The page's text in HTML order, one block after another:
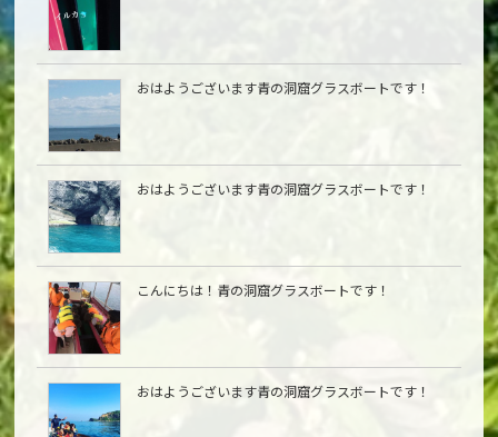
おはようございます青の洞窟グラスボートです！
おはようございます青の洞窟グラスボートです！
こんにちは︎！青の洞窟グラスボートです！
おはようございます青の洞窟グラスボートです！